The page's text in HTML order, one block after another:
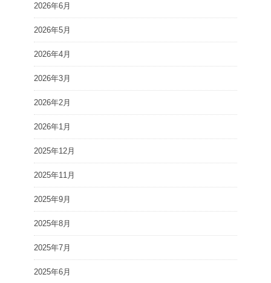
2026年6月
2026年5月
2026年4月
2026年3月
2026年2月
2026年1月
2025年12月
2025年11月
2025年9月
2025年8月
2025年7月
2025年6月